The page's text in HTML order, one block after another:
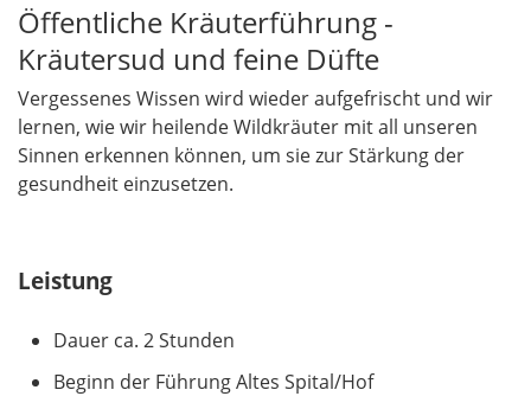
Öffentliche Kräuterführung -
Kräutersud und feine Düfte
Vergessenes Wissen wird wieder aufgefrischt und wir
lernen, wie wir heilende Wildkräuter mit all unseren
Sinnen erkennen können, um sie zur Stärkung der
gesundheit einzusetzen.
Leistung
Dauer ca. 2 Stunden
Beginn der Führung Altes Spital/Hof